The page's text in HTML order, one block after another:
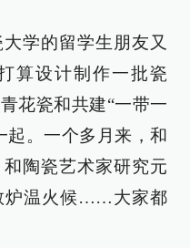
学的留学生朋友又
算设计制作一批瓷
花瓷和共建“一带一
起。一个多月来，和
陶瓷艺术家研究元
炉温火候……大家都